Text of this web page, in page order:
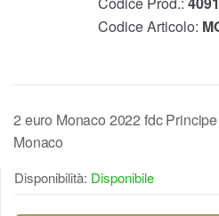
Codice Articolo:
2 euro Monaco 2022 fdc
Monaco
Disponibilità: Disponibile